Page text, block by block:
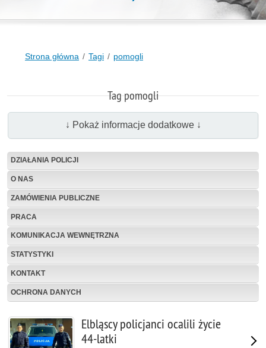
Strona główna Tagi pomogli
Tag pomogli
↓ Pokaż informacje dodatkowe ↓
DZIAŁANIA POLICJI
O NAS
ZAMÓWIENIA PUBLICZNE
PRACA
KOMUNIKACJA WEWNĘTRZNA
STATYSTYKI
KONTAKT
OCHRONA DANYCH
Elbląscy policjanci ocalili życie
44-latki